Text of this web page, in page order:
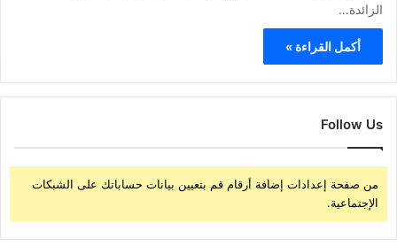
الزائدة…
أكمل القراءة »
Follow Us
من صفحة إعدادات إضافة أرقام قم بتعيين بيانات حساباتك على الشبكات
الإجتماعية.